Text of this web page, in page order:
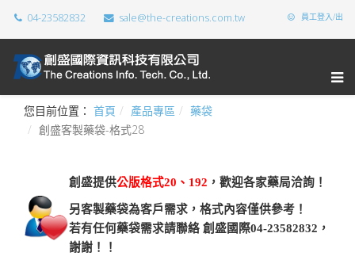
04-23582832 sale@the-creations.com.tw 員工登入/出
您目前位置： 首頁 產品專區
藥袋
創盛客製藥袋-格式28
創盛提供公版格式20、192 ，歡迎各家藥局洽詢！
另客製藥袋為客戶需求，格式內容僅供參考！
若有任何藥袋需求請聯絡 創盛國際04-23582832，
謝謝！！